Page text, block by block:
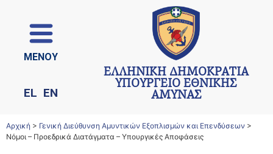
ΜΕΝΟΥ
EL EN
ΕΛΛΗΝΙΚΗ ΔΗΜΟΚΡΑΤΙΑ
ΥΠΟΥΡΓΕΙΟ ΕΘΝΙΚΗΣ
ΑΜΥΝΑΣ
Αρχική > Γενική Διεύθυνση Αμυντικών Εξοπλισμών και Επενδύσεων >
Νόμοι – Προεδρικά Διατάγματα – Υπουργικές Αποφάσεις